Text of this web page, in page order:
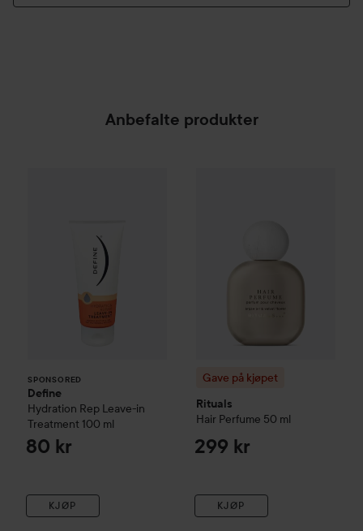
Anbefalte produkter
SPONSORED
Define
Hydration Rep Leave-in
Treatment 100 ml
80 kr
KJØP
Gave på kjøpet
Rituals
Hair Perfume 50 ml
299 kr
KJØP